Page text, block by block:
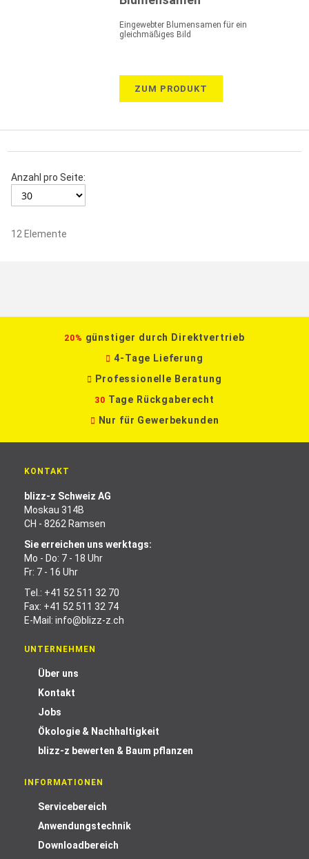
Eingewebter Blumensamen für ein
gleichmäßiges Bild
ZUM PRODUKT
Anzahl pro Seite:
12 Elemente
20% günstiger durch Direktvertrieb
4-Tage Lieferung
Professionelle Beratung
30 Tage Rückgaberecht
Nur für Gewerbekunden
KONTAKT
blizz-z Schweiz AG
Moskau 314B
CH - 8262 Ramsen
Sie erreichen uns werktags:
Mo - Do: 7 - 18 Uhr
Fr: 7 - 16 Uhr
Tel.: +41 52 511 32 70
Fax: +41 52 511 32 74
E-Mail: info@blizz-z.ch
UNTERNEHMEN
Über uns
Kontakt
Jobs
Ökologie & Nachhaltigkeit
blizz-z bewerten & Baum pflanzen
INFORMATIONEN
Servicebereich
Anwendungstechnik
Downloadbereich